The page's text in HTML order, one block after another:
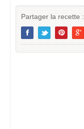
Partager la recette :